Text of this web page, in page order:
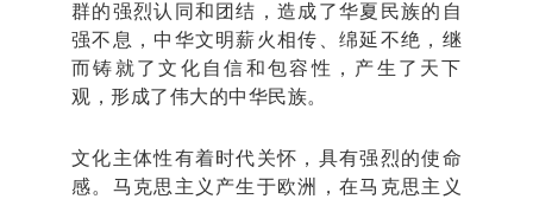
群的强烈认同和团结，造成了华夏民族的自
强不息，中华文明薪火相传、绵延不绝，继
而铸就了文化自信和包容性，产生了天下
观，形成了伟大的中华民族。
文化主体性有着时代关怀，具有强烈的使命
感。马克思主义产生于欧洲，在马克思主义